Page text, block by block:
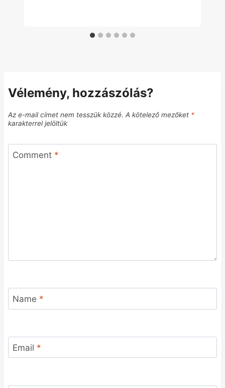
Vélemény, hozzászólás?
Az e-mail címet nem tesszük közzé. A kötelező mezőket *
karakterrel jelöltük
Comment *
Name *
Email *